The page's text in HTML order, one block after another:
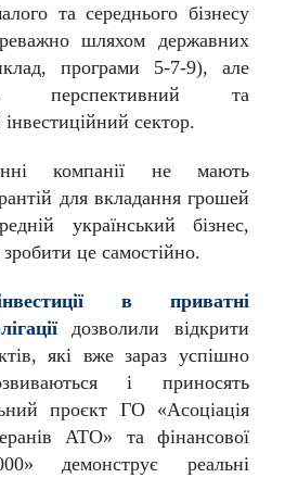
та середнього бізнесу
шляхом державних
програми 5-7-9), але
перспективний та
сектор.
компанії не мають
для вкладання грошей
український бізнес,
це самостійно.
в приватні
дозволили відкрити
які вже зараз успішно
і приносять
проєкт ГО «Асоціація
АТО» та фінансової
демонструє реальні